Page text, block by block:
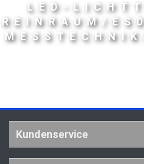
LED-
REINRAUM/
Kundenservice